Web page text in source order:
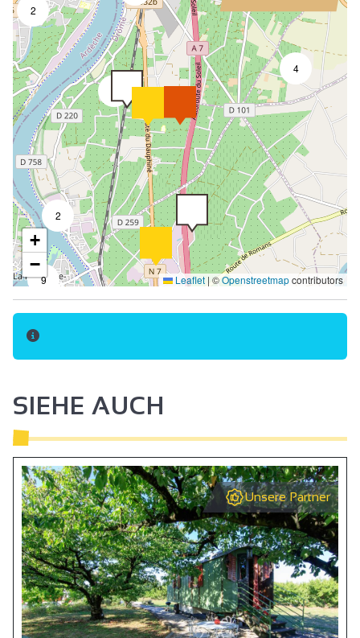
4
2
9
2
+
−
Leaflet | ©Openstreetmapcontributors
SIEHE AUCH
Unsere Partner